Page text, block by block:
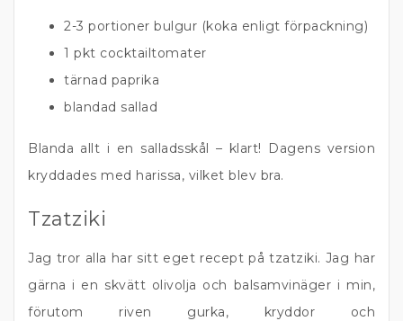
2-3 portioner bulgur (koka enligt förpackning)
1 pkt cocktailtomater
tärnad paprika
blandad sallad
Blanda allt i en salladsskål – klart! Dagens version
kryddades med harissa, vilket blev bra.
Tzatziki
Jag tror alla har sitt eget recept på tzatziki. Jag har
gärna i en skvätt olivolja och balsamvinäger i min,
förutom riven gurka, kryddor och